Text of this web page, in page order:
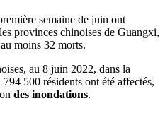
semaine de juin ont
provinces chinoises de Guangxi,
moins 32 morts.
au 8 juin 2022, dans la
500 résidents ont été affectés,
des inondations.